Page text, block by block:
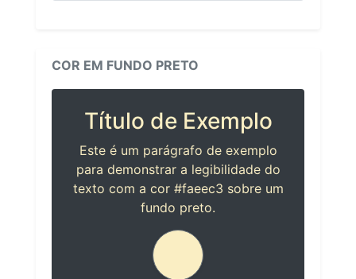
COR EM FUNDO PRETO
Título de Exemplo
Este é um parágrafo de exemplo
para demonstrar a legibilidade do
texto com a cor #faeec3 sobre um
fundo preto.